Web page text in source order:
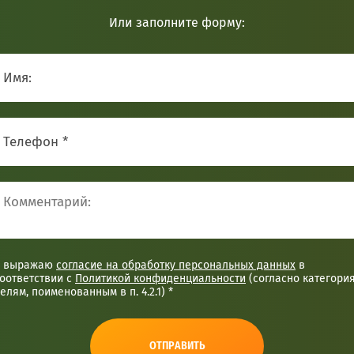
Или заполните форму:
выражаю согласие на обработку персональных данных в
с Политикой конфиденциальности (согласно
поименованным в п. 4.2.1) *
ОТПРАВИТЬ